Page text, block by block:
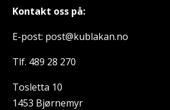
Kontakt oss på:
E-post: post@kublakan.no
Tlf. 489 28 270
Tosletta 10
1453 Bjørnemyr